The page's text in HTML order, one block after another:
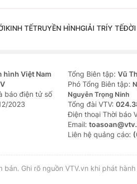
KINH TẾTRUYỀN HÌNHGIẢI TRÍY TẾĐỜI
hình Việt Nam
báo điện tử số
2023
Tổng Biên tập: Vũ
Phó Tổng Biên tập:
Nguyễn Trọng Ninh
Tổng đài VTV:
Ðiện thoại Thời báo
Email:
Liên hệ quảng cáo:
Ghi rõ nguồn VTV.vn khi phát